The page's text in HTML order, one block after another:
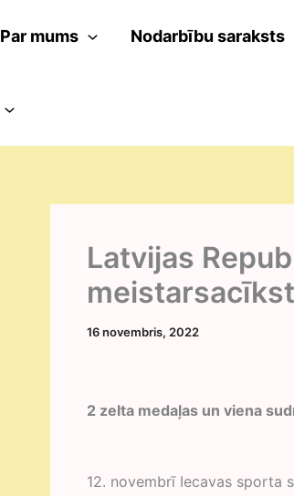
Par mums Nodarbību saraksts
Latvijas
16 novembris, 2022
2 zelta medaļas un viena
12. novembrī Iecavas sporta